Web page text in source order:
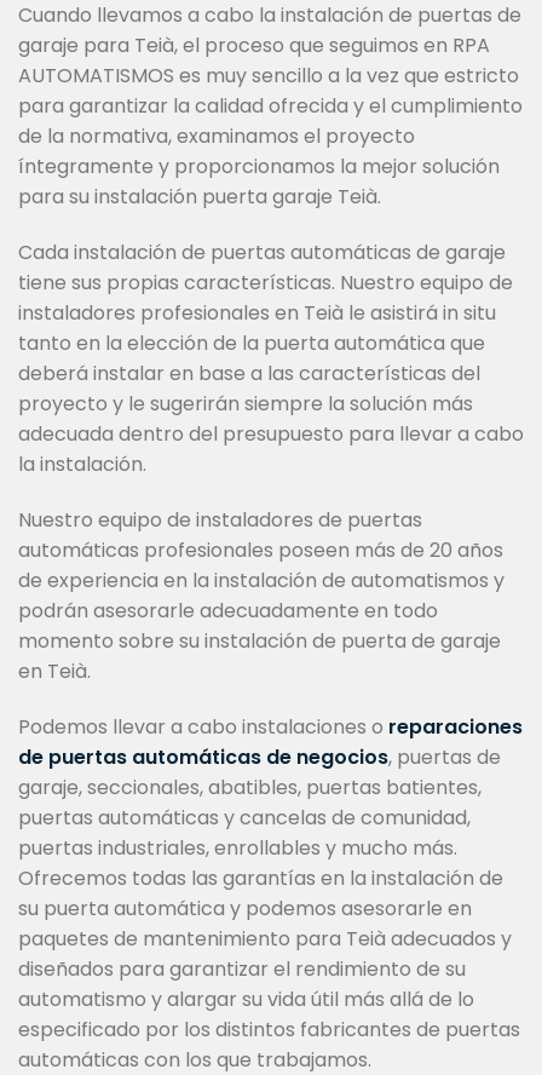
Cuando llevamos a cabo la instalación de puertas de
garaje para Teià, el proceso que seguimos en RPA
AUTOMATISMOS es muy sencillo a la vez que estricto
para garantizar la calidad ofrecida y el cumplimiento
de la normativa, examinamos el proyecto
íntegramente y proporcionamos la mejor solución
para su instalación puerta garaje Teià.
Cada instalación de puertas automáticas de garaje
tiene sus propias características. Nuestro equipo de
instaladores profesionales en Teià le asistirá in situ
tanto en la elección de la puerta automática que
deberá instalar en base a las características del
proyecto y le sugerirán siempre la solución más
adecuada dentro del presupuesto para llevar a cabo
la instalación.
Nuestro equipo de instaladores de puertas
automáticas profesionales poseen más de 20 años
de experiencia en la instalación de automatismos y
podrán asesorarle adecuadamente en todo
momento sobre su instalación de puerta de garaje
en Teià.
Podemos llevar a cabo instalaciones o reparaciones
de puertas automáticas de negocios, puertas de
garaje, seccionales, abatibles, puertas batientes,
puertas automáticas y cancelas de comunidad,
puertas industriales, enrollables y mucho más.
Ofrecemos todas las garantías en la instalación de
su puerta automática y podemos asesorarle en
paquetes de mantenimiento para Teià adecuados y
diseñados para garantizar el rendimiento de su
automatismo y alargar su vida útil más allá de lo
especificado por los distintos fabricantes de puertas
automáticas con los que trabajamos.